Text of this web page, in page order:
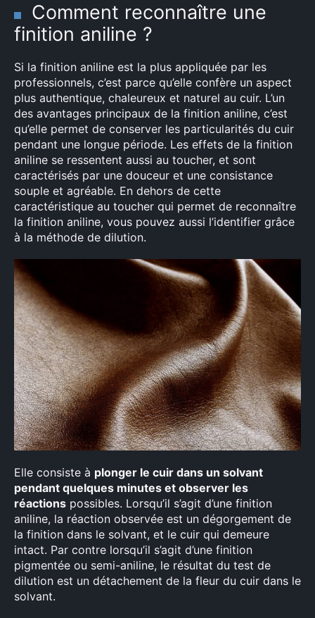
Comment reconnaître une
finition aniline ?
Si la finition aniline est la plus appliquée par les
professionnels, c’est parce qu’elle confère un aspect
plus authentique, chaleureux et naturel au cuir. L’un
des avantages principaux de la finition aniline, c’est
qu’elle permet de conserver les particularités du cuir
pendant une longue période. Les effets de la finition
aniline se ressentent aussi au toucher, et sont
caractérisés par une douceur et une consistance
souple et agréable. En dehors de cette
caractéristique au toucher qui permet de reconnaître
la finition aniline, vous pouvez aussi l’identifier grâce
à la méthode de dilution.
Elle consiste à plonger le cuir dans un solvant
pendant quelques minutes et observer les
réactions possibles. Lorsqu’il s’agit d’une finition
aniline, la réaction observée est un dégorgement de
la finition dans le solvant, et le cuir qui demeure
intact. Par contre lorsqu’il s’agit d’une finition
pigmentée ou semi-aniline, le résultat du test de
dilution est un détachement de la fleur du cuir dans le
solvant.